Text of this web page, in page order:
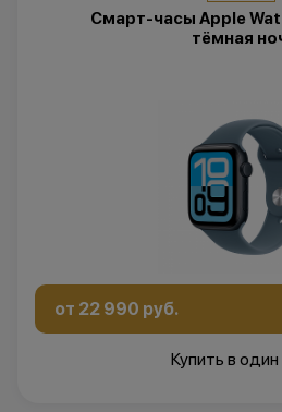
Смарт-часы Apple
тёмная
от 22 990 руб.
Купить в один